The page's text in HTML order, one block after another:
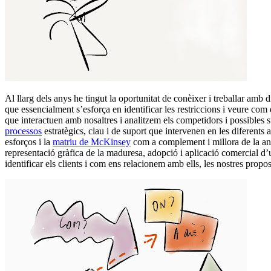
Al llarg dels anys he tingut la oportunitat de conèixer i treballar amb
que essencialment s’esforça en identificar les restriccions i veure
que interactuen amb nosaltres i analitzem els competidors i
processos estratègics, clau i de suport que intervenen en les
esforços i la matriu de McKinsey com a complement i millora de la
representació gràfica de la maduresa, adopció i aplicació comercial
identificar els clients i com ens relacionem amb ells, les nostres